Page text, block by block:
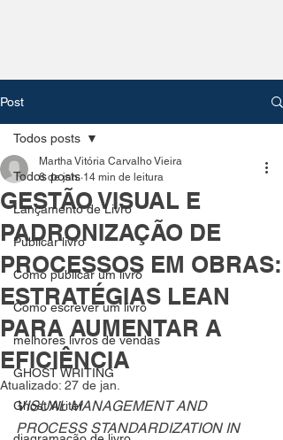
Post
Todos posts
Lançamento de Livro
Publicar livro
Como publicar um livro
Como escrever um livro
melhores livros de vendas
GHOST WRITING
Ghost Writer
Todos posts
GESTÃO VISUAL E
PADRONIZAÇÃO DE
PROCESSOS EM OBRAS:
ESTRATÉGIAS LEAN
PARA AUMENTAR A
EFICIÊNCIA
Martha Vitória Carvalho Vieira
6 de jan. 14 min de leitura
Atualizado: 27 de jan.
VISUAL MANAGEMENT AND
PROCESS STANDARDIZATION IN